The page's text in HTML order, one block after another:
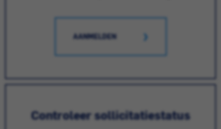
AANMELDEN
Controleer sollicitatiestatus